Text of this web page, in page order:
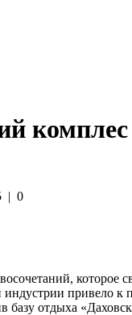
комплес
| 0
индустрии
отдыха